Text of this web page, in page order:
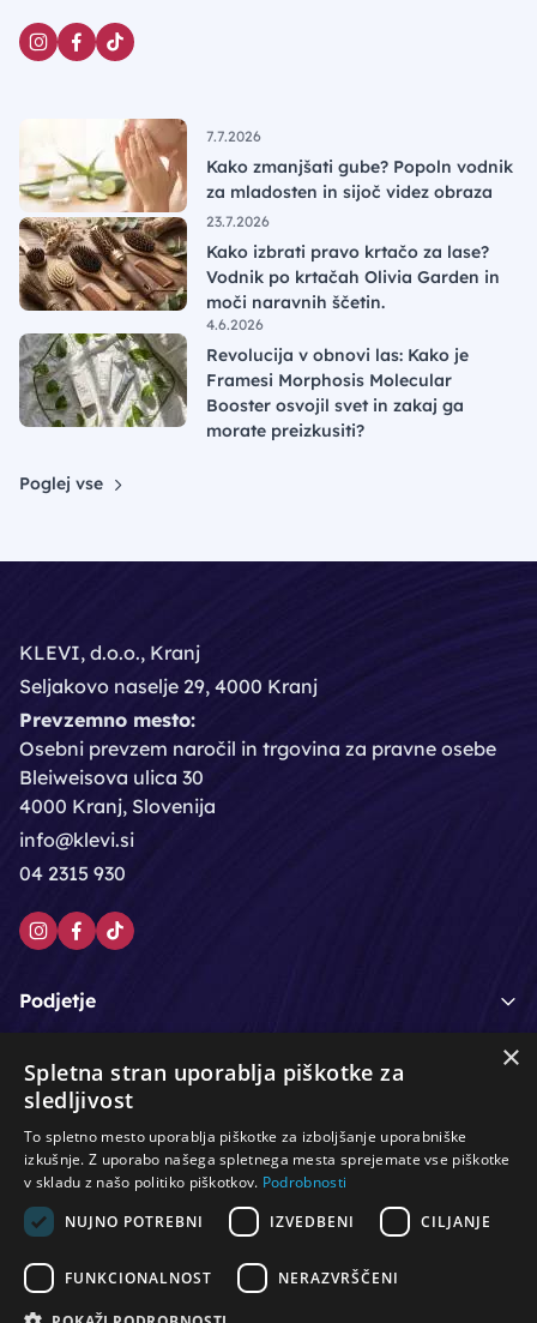
7.7.2026
Kako zmanjšati gube? Popoln vodnik
za mladosten in sijoč videz obraza
23.7.2026
Kako izbrati pravo krtačo za lase?
Vodnik po krtačah Olivia Garden in
moči naravnih ščetin.
4.6.2026
Revolucija v obnovi las: Kako je
Framesi Morphosis Molecular
Booster osvojil svet in zakaj ga
morate preizkusiti?
Poglej vse
KLEVI, d.o.o., Kranj
Seljakovo naselje 29, 4000 Kranj
Prevzemno mesto:
Osebni prevzem naročil in trgovina za pravne osebe
Bleiweisova ulica 30
4000 Kranj, Slovenija
info@klevi.si
04 2315 930
Podjetje
Moj račun
Podpora strankam
Lasje & nega las / Roke & nohti / Orodje - kozmetično /
Oprema za salone / Čistoča & zaščita / Ostalo
×
Spletna stran uporablja piškotke za
sledljivost
To spletno mesto uporablja piškotke za izboljšanje uporabniške
izkušnje. Z uporabo našega spletnega mesta sprejemate vse piškotke
v skladu z našo politiko piškotkov. Podrobnosti
NUJNO POTREBNI
IZVEDBENI CILJANJE
FUNKCIONALNOST NERAZVRŠČENI